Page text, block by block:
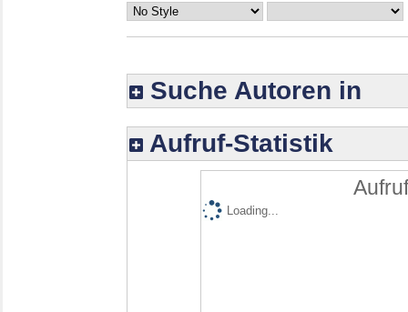
Suche Autoren in
Aufruf-Statistik
Loading...